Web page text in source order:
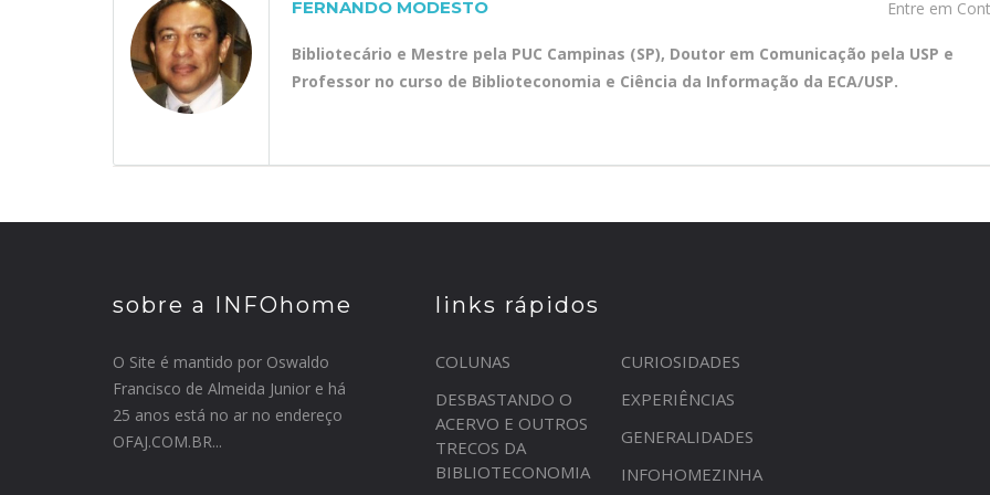
Entre em
FERNANDO MODESTO
Bibliotecário e Mestre pela PUC Campinas (SP), Doutor em Comunicação pela USP e
Professor no curso de Biblioteconomia e Ciência da Informação da ECA/USP.
sobre a INFOhome
O Site é mantido por Oswaldo
Francisco de Almeida Junior e há
25 anos está no ar no endereço
OFAJ.COM.BR...
links rápidos
COLUNAS
CURIOSIDADES
DESBASTANDO O
ACERVO E OUTROS
TRECOS DA
BIBLIOTECONOMIA
EXPERIÊNCIAS
GENERALIDADES
INFOHOMEZINHA